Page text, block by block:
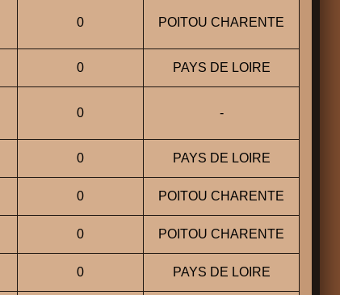
0 POITOU CHARENTE
0 PAYS DE LOIRE
0 -
0 PAYS DE LOIRE
0 POITOU CHARENTE
0 POITOU CHARENTE
0 PAYS DE LOIRE